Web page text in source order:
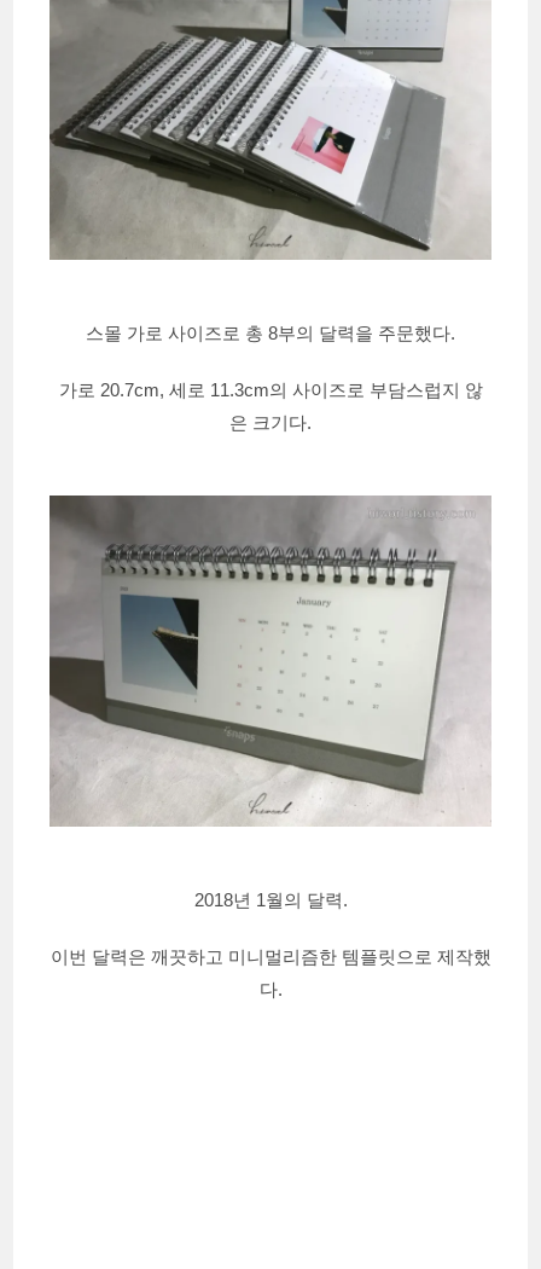
스몰 가로 사이즈로 총 8부의 달력을 주문했다.
가로 20.7cm, 세로 11.3cm의 사이즈로 부담스럽지 않
은 크기다.
2018년 1월의 달력.
이번 달력은 깨끗하고 미니멀리즘한 템플릿으로 제작했
다.